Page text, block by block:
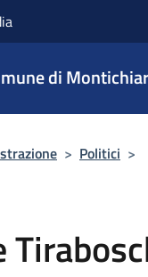
di
> Politici >